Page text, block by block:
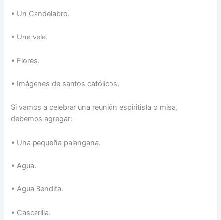
• Un Candelabro.
• Una vela.
• Flores.
• Imágenes de santos católicos.
Si vamos a celebrar una reunión espiritista o misa,
debemos agregar:
• Una pequeña palangana.
• Agua.
• Agua Bendita.
• Cascarilla.